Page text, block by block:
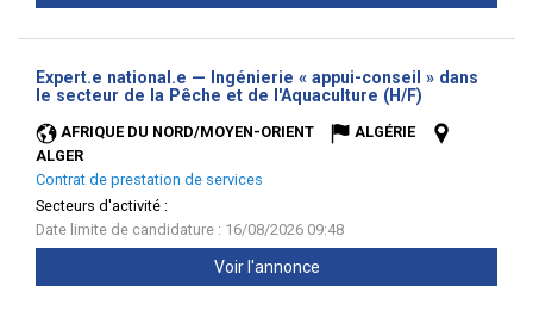
Expert.e national.e — Ingénierie « appui-conseil » dans
le secteur de la Pêche et de l'Aquaculture (H/F)
AFRIQUE DU NORD/MOYEN-ORIENT
ALGÉRIE
ALGER
Contrat de prestation de services
Secteurs d'activité :
Date limite de candidature : 16/08/2026 09:48
Voir l'annonce